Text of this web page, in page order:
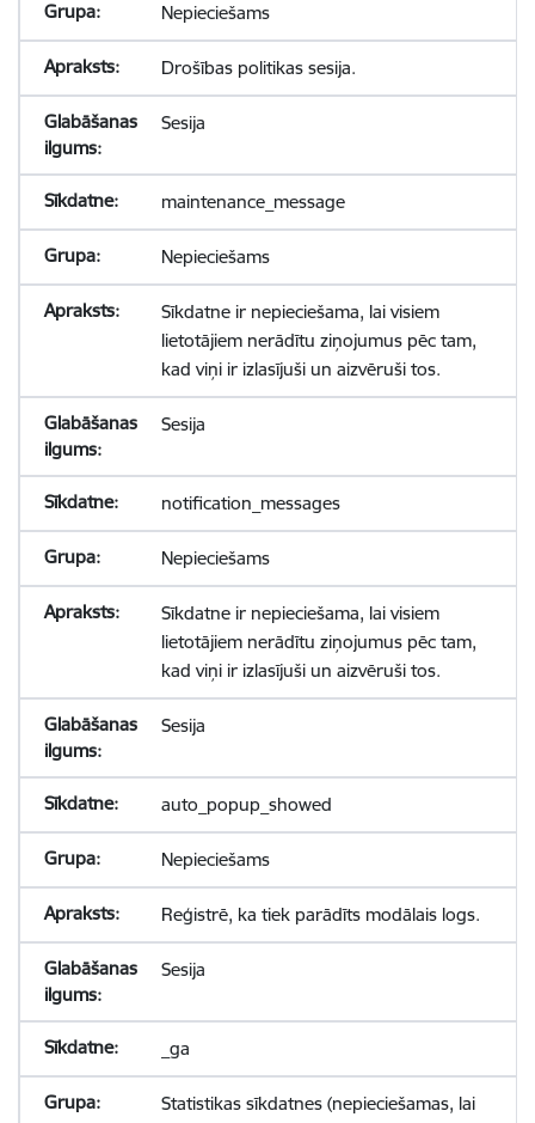
Nepieciešams
Drošības politikas sesija.
Sesija
maintenance_message
Nepieciešams
Sīkdatne ir nepieciešama, lai visiem
lietotājiem nerādītu ziņojumus pēc tam,
kad viņi ir izlasījuši un aizvēruši tos.
Sesija
notification_messages
Nepieciešams
Sīkdatne ir nepieciešama, lai visiem
lietotājiem nerādītu ziņojumus pēc tam,
kad viņi ir izlasījuši un aizvēruši tos.
Sesija
auto_popup_showed
Nepieciešams
Reģistrē, ka tiek parādīts modālais logs.
Sesija
_ga
Statistikas sīkdatnes (nepieciešamas, lai